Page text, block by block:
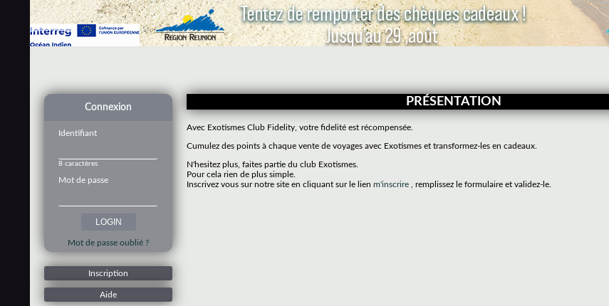
Connexion
Identifiant
8 caractères
Mot de passe
Mot de passe oublié ?
Inscription
Aide
PRÉSENTATION
Avec Exotismes Club Fidelity, votre fidelité est récompensée.
Cumulez des points à chaque vente de voyages avec Exotismes et transformez-les en cadeaux.
N'hesitez plus, faites partie du club Exotismes.
Pour cela rien de plus simple.
Inscrivez vous sur notre site en cliquant sur le lien m'inscrire , remplissez le formulaire et validez-le.